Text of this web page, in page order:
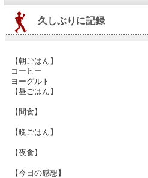
久しぶりに記録
【朝ごはん】
コーヒー
ヨーグルト
【昼ごはん】
【間食】
【晩ごはん】
【夜食】
【今日の感想】